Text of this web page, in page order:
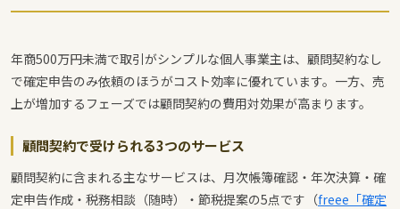
年商500万円未満で取引がシンプルな個人事業主は、顧問契約なし
で確定申告のみ依頼のほうがコスト効率に優れています。一方、売
上が増加するフェーズでは顧問契約の費用対効果が高まります。
顧問契約で受けられる3つのサービス
顧問契約に含まれる主なサービスは、月次帳簿確認・年次決算・確
定申告作成・税務相談（随時）・節税提案の5点です（freee「確定